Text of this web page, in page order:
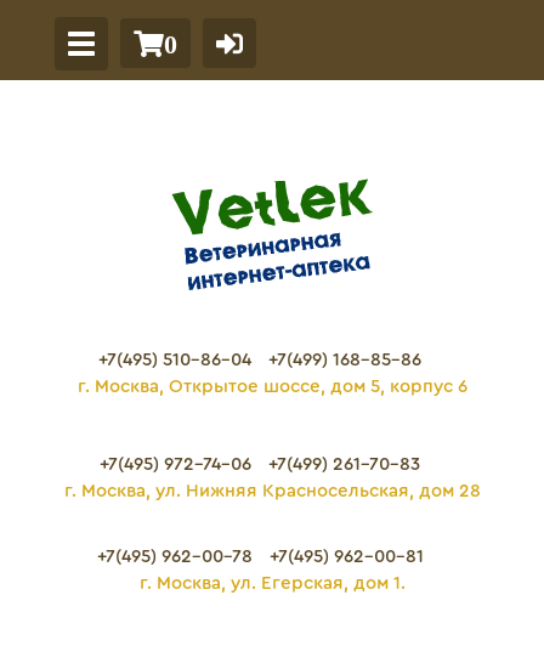
0
+7(495) 510-86-04
+7(499) 168-85-86
г. Москва, Открытое шоссе, дом 5, корпус 6
+7(495) 972-74-06
+7(499) 261-70-83
г. Москва, ул. Нижняя Красносельская, дом 28
+7(495) 962-00-78
+7(495) 962-00-81
г. Москва, ул. Егерская, дом 1.